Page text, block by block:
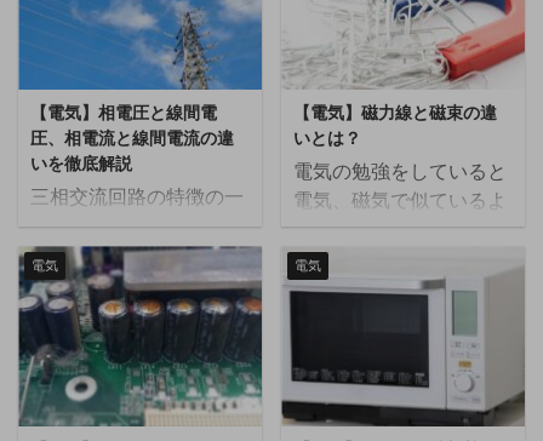
す。この技術は、エネル
ギーの再利用や温度制御
など、さまざまな分野で
活用されており、今後の
持続可能な社会の実現に
重要な役割を果たすと期
待されています。 本記事
では、熱電素子の基本概
具体的な活用例について
詳しく解説します。 熱電
素子とは 熱電素子とは、
温度差を利用して電気エ
ネルギーを生成したり、
逆に電気を流すことで温
シリコンドロッパとは何
か、設置する目的につい
て解説します。 シリコン
ドロッパとは シリコンド
ロッパは直流電圧を降下
させる機器で、蓄電池な
どを設置する場合などに
利用されます。シリコン
電流に関わらず一定であ
るという特性を利用して
トの電気設備では、停電
時などに設備を停止させ
ないように制御用電源と
【電気】相電圧と線間電
圧、相電流と線間電流の違
いを徹底解説
三相交流回路の特徴の一
圧、相電流、線電流とい
うものがあります。これ
らは結線方法によってそ
れぞれ特性が変わります
が、ただ単に特性を暗記
するだけではそれぞれの
特性を混同してしましま
【電気】磁力線と磁束の違
いとは？
電気の勉強をしていると
電気、磁気で似ているよ
ので分かりにくいですよ
ね。 今回は、磁気の中で
と磁束の違いについて解
説したいと思います。 こ
ちらの記事は動画でも解
説しているので、動画の
電気 電気